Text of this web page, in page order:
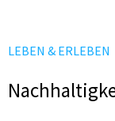
LEBEN & ERLEBEN